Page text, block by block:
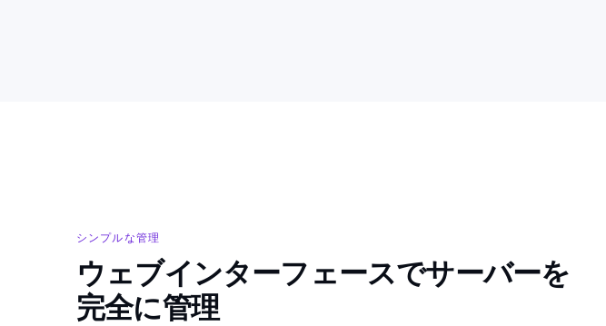
シンプルな管理
ウェブインターフェースでサーバーを
完全に管理